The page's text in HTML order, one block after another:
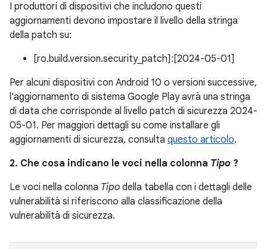
I produttori di dispositivi che includono questi
aggiornamenti devono impostare il livello della stringa
della patch su:
[ro.build.version.security_patch]:[2024-05-01]
Per alcuni dispositivi con Android 10 o versioni successive,
l'aggiornamento di sistema Google Play avrà una stringa
di data che corrisponde al livello patch di sicurezza 2024-
05-01. Per maggiori dettagli su come installare gli
aggiornamenti di sicurezza, consulta questo articolo.
2. Che cosa indicano le voci nella colonna Tipo ?
Le voci nella colonna Tipo della tabella con i dettagli delle
vulnerabilità si riferiscono alla classificazione della
vulnerabilità di sicurezza.